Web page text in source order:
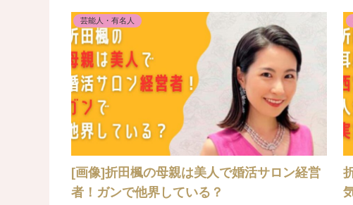
芸能人・有名人
[画像]折田楓の母親は美人で婚活サロン経営
者！ガンで他界している？